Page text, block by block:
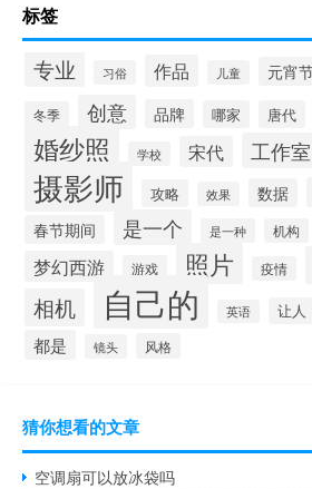
标签
专业 习俗 作品 儿童 元宵
冬季 创意 品牌 哪家 唐代
婚纱照 学校 宋代 工作室
摄影师 攻略 效果 数据
春节期间 是一个 是一种 机构
梦幻西游 游戏 照片 疫情
相机 自己的 英语 让人
都是
镜头 风格
猜你想看的文章
空调扇可以放冰袋吗